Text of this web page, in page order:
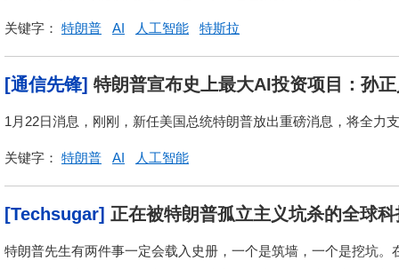
关键字： 特朗普 AI 人工智能 特斯拉
[通信先锋] 特朗普宣布史上最大AI投资项目：孙
1月22日消息，刚刚，新任美国总统特朗普放出重磅消息，将全力
关键字： 特朗普 AI 人工智能
[Techsugar] 正在被特朗普孤立主义坑杀的全球
特朗普先生有两件事一定会载入史册，一个是筑墙，一个是挖坑